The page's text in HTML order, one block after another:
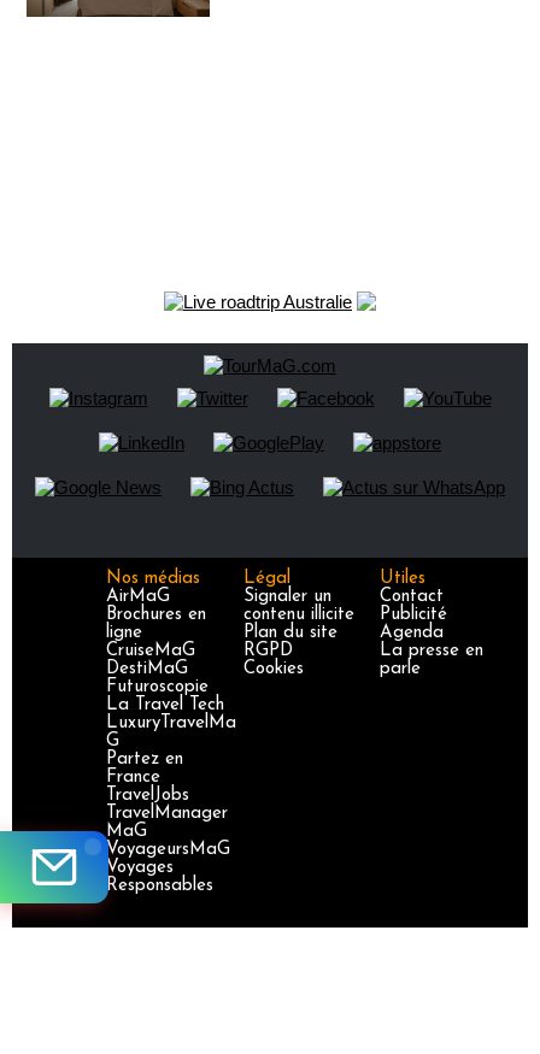
Nos médias
AirMaG
Brochures en
ligne
CruiseMaG
DestiMaG
Futuroscopie
La Travel Tech
LuxuryTravelMa
G
Partez en
France
TravelJobs
TravelManager
MaG
VoyageursMaG
Voyages
Responsables
Légal
Signaler un
contenu illicite
Plan du site
RGPD
Cookies
Utiles
Contact
Publicité
Agenda
La presse en
parle